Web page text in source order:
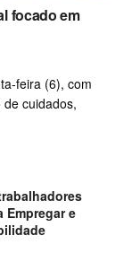
focado em
feira (6), com
cuidados,
Empregar e